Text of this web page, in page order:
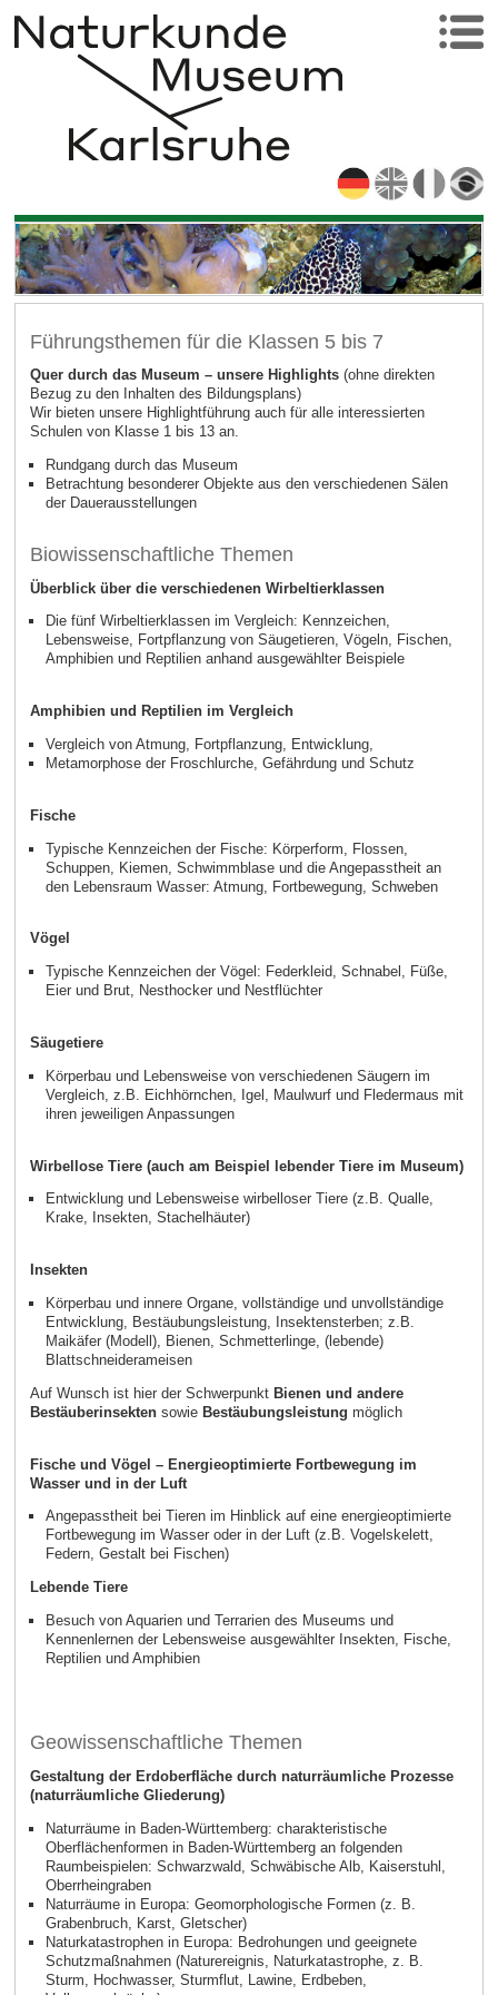
Führungsthemen für die Klassen 5 bis 7
Quer durch das Museum – unsere Highlights (ohne direkten
Bezug zu den Inhalten des Bildungsplans)
Wir bieten unsere Highlightführung auch für alle interessierten
Schulen von Klasse 1 bis 13 an.
Rundgang durch das Museum
Betrachtung besonderer Objekte aus den verschiedenen Sälen
der Dauerausstellungen
Biowissenschaftliche Themen
Überblick über die verschiedenen Wirbeltierklassen
Die fünf Wirbeltierklassen im Vergleich: Kennzeichen,
Lebensweise, Fortpflanzung von Säugetieren, Vögeln, Fischen,
Amphibien und Reptilien anhand ausgewählter Beispiele
Amphibien und Reptilien im Vergleich
Vergleich von Atmung, Fortpflanzung, Entwicklung,
Metamorphose der Froschlurche, Gefährdung und Schutz
Fische
Typische Kennzeichen der Fische: Körperform, Flossen,
Schuppen, Kiemen, Schwimmblase und die Angepasstheit an
den Lebensraum Wasser: Atmung, Fortbewegung, Schweben
Vögel
Typische Kennzeichen der Vögel: Federkleid, Schnabel, Füße,
Eier und Brut, Nesthocker und Nestflüchter
Säugetiere
Körperbau und Lebensweise von verschiedenen Säugern im
Vergleich, z.B. Eichhörnchen, Igel, Maulwurf und Fledermaus mit
ihren jeweiligen Anpassungen
Wirbellose Tiere (auch am Beispiel lebender Tiere im Museum)
Entwicklung und Lebensweise wirbelloser Tiere (z.B. Qualle,
Krake, Insekten, Stachelhäuter)
Insekten
Körperbau und innere Organe, vollständige und unvollständige
Entwicklung, Bestäubungsleistung, Insektensterben; z.B.
Maikäfer (Modell), Bienen, Schmetterlinge, (lebende)
Blattschneiderameisen
Auf Wunsch ist hier der Schwerpunkt Bienen und andere
Bestäuberinsekten sowieBestäubungsleistung möglich
Fische und Vögel – Energieoptimierte Fortbewegung im
Wasser und in der Luft
Angepasstheit bei Tieren im Hinblick auf eine energieoptimierte
Fortbewegung im Wasser oder in der Luft (z.B. Vogelskelett,
Federn, Gestalt bei Fischen)
Lebende Tiere
Besuch von Aquarien und Terrarien des Museums und
Kennenlernen der Lebensweise ausgewählter Insekten, Fische,
Reptilien und Amphibien
Geowissenschaftliche Themen
Gestaltung der Erdoberfläche durch naturräumliche Prozesse
(naturräumliche Gliederung)
Naturräume in Baden-Württemberg: charakteristische
Oberflächenformen in Baden-Württemberg an folgenden
Raumbeispielen: Schwarzwald, Schwäbische Alb, Kaiserstuhl,
Oberrheingraben
Naturräume in Europa: Geomorphologische Formen (z. B.
Grabenbruch, Karst, Gletscher)
Naturkatastrophen in Europa: Bedrohungen und geeignete
Schutzmaßnahmen (Naturereignis, Naturkatastrophe, z. B.
Sturm, Hochwasser, Sturmflut, Lawine, Erdbeben,